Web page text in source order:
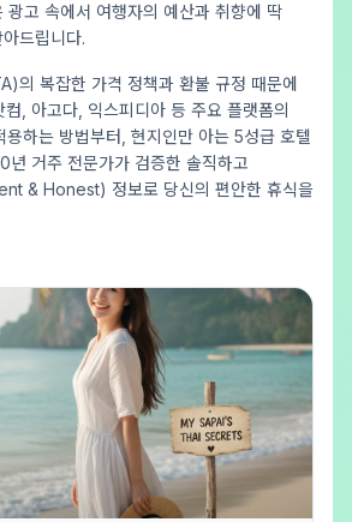
고 속에서 여행자의 예산과 취향에 딱
드립니다.
의 복잡한 가격 정책과 환불 규정 때문에
, 아고다, 익스피디아 등 주요 플랫폼의
하는 방법부터, 현지인만 아는 5성급 호텔
년 거주 전문가가 검증한 솔직하고
& Honest) 정보로 당신의 편안한 휴식을